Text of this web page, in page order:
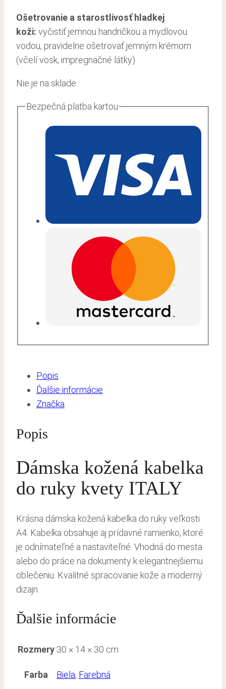
Ošetrovanie a starostlivosť hladkej
koži: vyčistiť jemnou handričkou a mydlovou
vodou, pravidelne ošetrovať jemným krémom
(včelí vosk, impregnačné látky)
Nie je na sklade
Bezpečná platba kartou
Popis
Ďalšie informácie
Značka
Popis
Dámska kožená kabelka
do ruky kvety ITALY
Krásna dámska kožená kabelka do ruky veľkosti
A4. Kabelka obsahuje aj prídavné ramienko, ktoré
je odnímateľné a nastaviteľné. Vhodná do mesta
alebo do práce na dokumenty k elegantnejšiemu
oblečeniu. Kvalitné spracovanie kože a moderný
dizajn.
Ďalšie informácie
Rozmery 30 × 14 × 30 cm
Farba Biela, Farebná